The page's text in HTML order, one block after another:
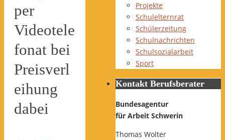
per
Videotele
fonat bei
Preisverl
eihung
dabei
Projekte
Schulelternrat
Schülerzeitung
Schulnachrichten
Schulsozialarbeit
Sport
Kontakt Berufsberater
Bundesagentur
für Arbeit Schwerin
Thomas Wolter